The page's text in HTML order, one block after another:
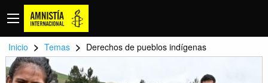
Inicio > Temas > Derechos de pueblos indígenas